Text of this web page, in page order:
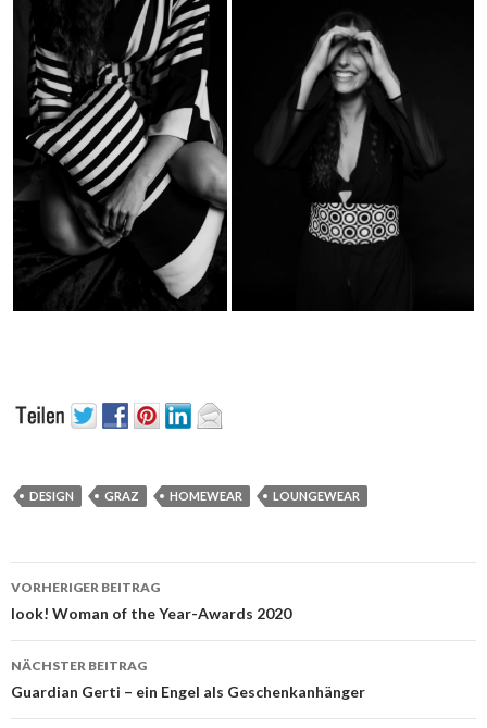
DESIGN GRAZ HOMEWEAR LOUNGEWEAR
Beitrags-
Navigation
VORHERIGER BEITRAG
look! Woman of the Year-Awards 2020
NÄCHSTER BEITRAG
Guardian Gerti – ein Engel als Geschenkanhänger